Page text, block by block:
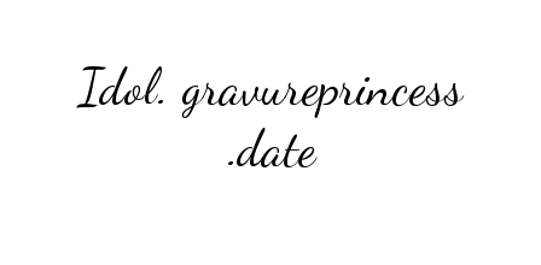
Idol. gravureprincess
.date